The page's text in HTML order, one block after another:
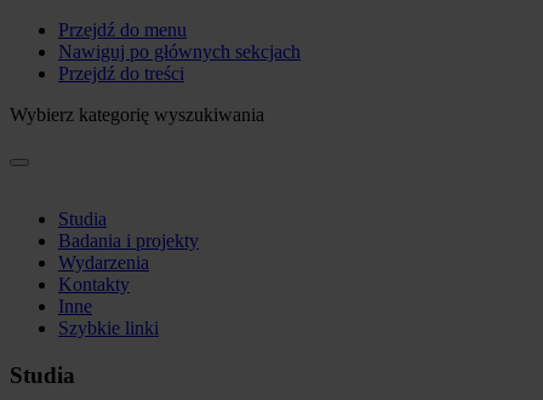
Przejdź do menu
Nawiguj po głównych sekcjach
Przejdź do treści
Wybierz kategorię wyszukiwania
Studia
Badania i projekty
Wydarzenia
Kontakty
Inne
Szybkie linki
Studia